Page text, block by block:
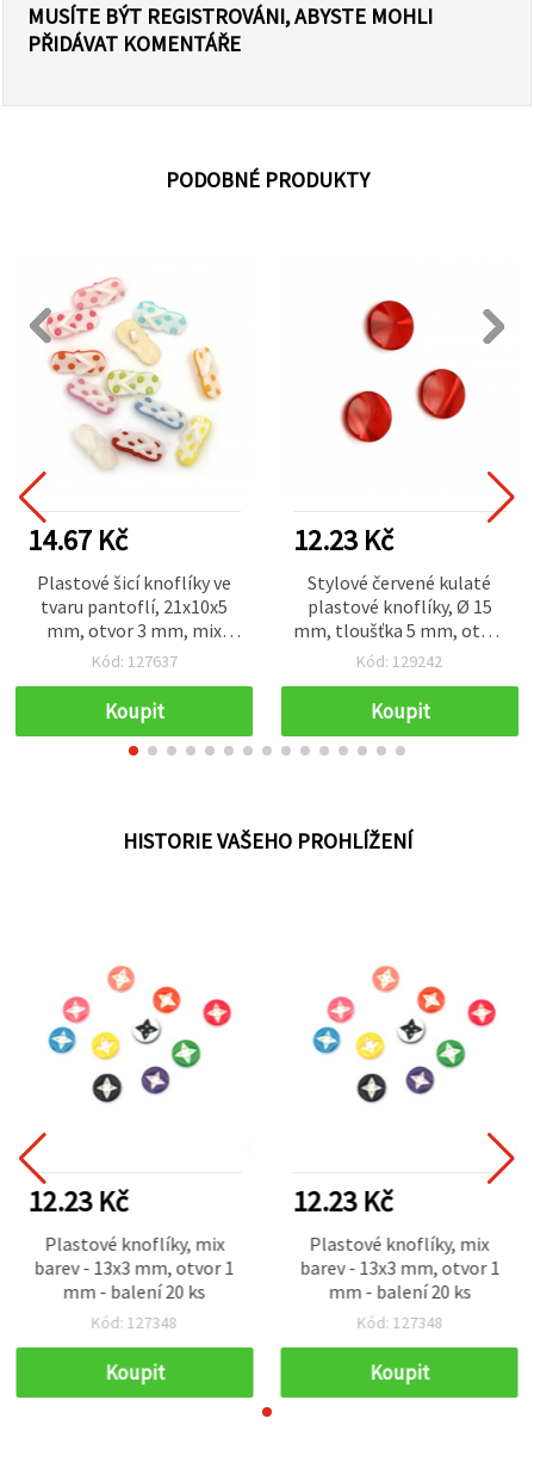
MUSÍTE BÝT REGISTROVÁNI, ABYSTE MOHLI
PŘIDÁVAT KOMENTÁŘE
PODOBNÉ PRODUKTY
14.67 Kč
Plastové šicí knoflíky ve
tvaru pantoflí, 21x10x5
mm, otvor 3 mm, mix
barev - 20 ks
Kód: 127637
Koupit
12.23 Kč
Stylové červené kulaté
plastové knoflíky, Ø 15
mm, tloušťka 5 mm, otvor
1 mm – sada 10 ks, ideální
Kód: 129242
Koupit
HISTORIE VAŠEHO PROHLÍŽENÍ
12.23 Kč
Plastové knoflíky, mix
barev - 13x3 mm, otvor 1
mm - balení 20 ks
Kód: 127348
Koupit
12.23 Kč
Plastové knoflíky, mix
barev - 13x3 mm, otvor 1
mm - balení 20 ks
Kód: 127348
Koupit